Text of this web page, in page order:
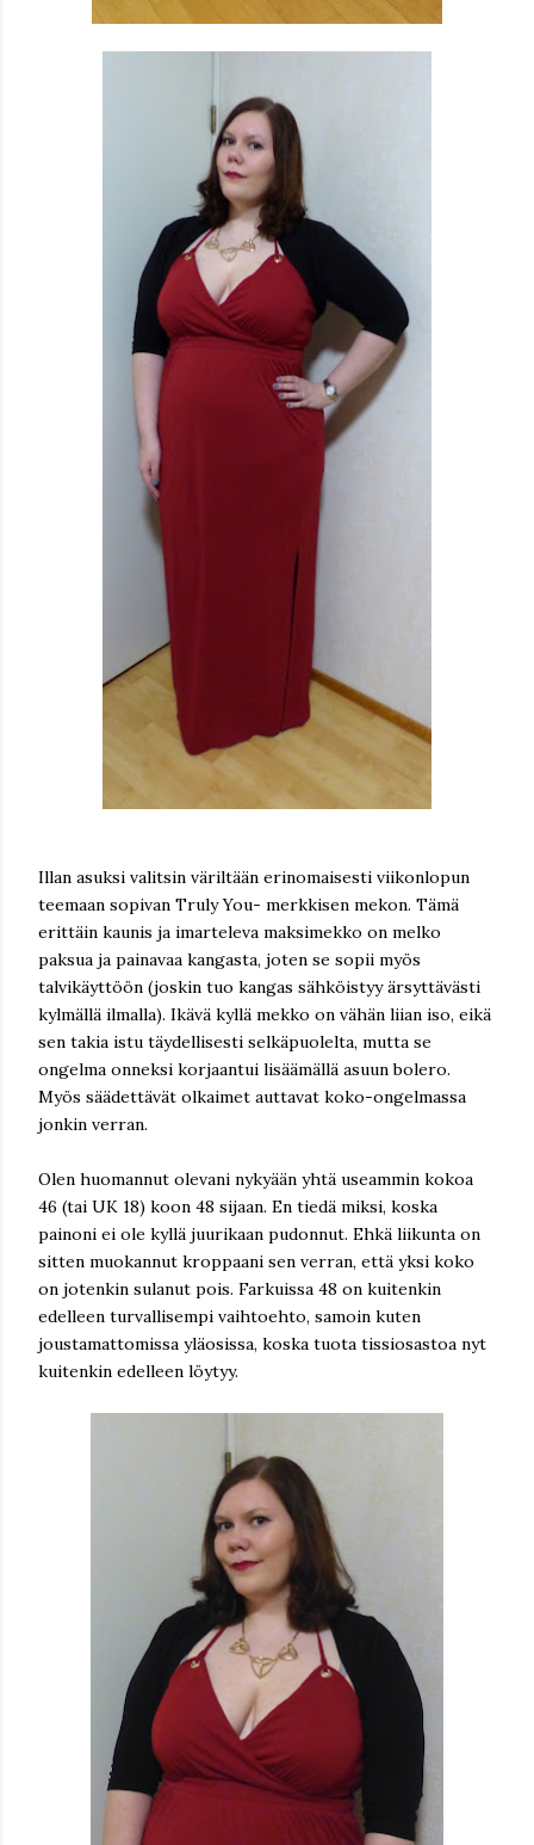
Illan asuksi valitsin väriltään erinomaisesti viikonlopun
teemaan sopivan Truly You- merkkisen mekon. Tämä
erittäin kaunis ja imarteleva maksimekko on melko
paksua ja painavaa kangasta, joten se sopii myös
talvikäyttöön (joskin tuo kangas sähköistyy ärsyttävästi
kylmällä ilmalla). Ikävä kyllä mekko on vähän liian iso, eikä
sen takia istu täydellisesti selkäpuolelta, mutta se
ongelma onneksi korjaantui lisäämällä asuun bolero.
Myös säädettävät olkaimet auttavat koko-ongelmassa
jonkin verran.
Olen huomannut olevani nykyään yhtä useammin kokoa
46 (tai UK 18) koon 48 sijaan. En tiedä miksi, koska
painoni ei ole kyllä juurikaan pudonnut. Ehkä liikunta on
sitten muokannut kroppaani sen verran, että yksi koko
on jotenkin sulanut pois. Farkuissa 48 on kuitenkin
edelleen turvallisempi vaihtoehto, samoin kuten
joustamattomissa yläosissa, koska tuota tissiosastoa nyt
kuitenkin edelleen löytyy.